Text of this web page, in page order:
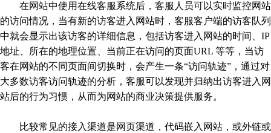
在网站中使用在线客服系统后，客服人员可以实时监控网站
的访问情况，当有新的访客进入网站时，客服客户端的访客队列
中就会显示出该访客的详细信息，包括访客进入网站的时间、IP
地址、所在的地理位置、当前正在访问的页面URL 等等，当访
客在网站的不同页面间切换时，会产生一条“访问轨迹”，通过对
大多数访客访问轨迹的分析，客服可以发现并归纳出访客进入网
站后的行为习惯，从而为网站的商业决策提供服务。
比较常见的接入渠道是网页渠道，代码嵌入网站，或外链或